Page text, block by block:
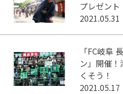
プレゼント
2021.05.31
「FC岐阜
ン」開催
くそう！
2021.05.17